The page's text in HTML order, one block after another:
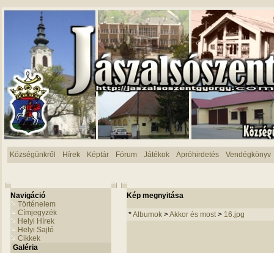
Községünkről Hírek Képtár Fórum Játékok Apróhirdetés Vendégkönyv
Navigáció
Történelem
Címjegyzék
Helyi Hírek
Helyi Sajtó
Cikkek
Galéria
Kép megnyitása
*Albumok >Akkor és most> 16.jpg